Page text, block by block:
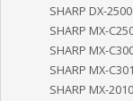
SHARP DX-2500
SHARP MX-
SHARP MX-
SHARP MX-C301
SHARP MX-2010